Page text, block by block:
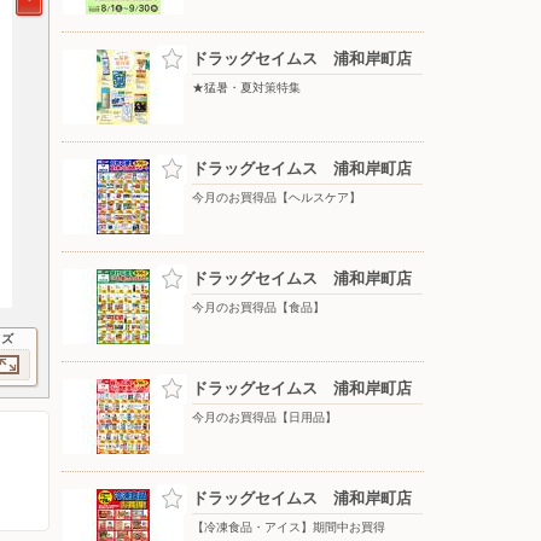
ドラッグセイムス 浦和岸町店
★猛暑・夏対策特集
ドラッグセイムス 浦和岸町店
今月のお買得品【ヘルスケア】
ドラッグセイムス 浦和岸町店
今月のお買得品【食品】
ドラッグセイムス 浦和岸町店
今月のお買得品【日用品】
ドラッグセイムス 浦和岸町店
【冷凍食品・アイス】期間中お買得